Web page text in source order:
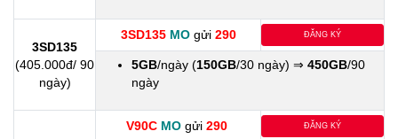
3SD135
(405.000đ/ 90
ngày)
3SD135 MOgửi 290 ĐĂNG KÝ
5GB/ngày (150GB/30 ngày) ⇒ 450GB/90
ngày
V90C MO gửi 290 ĐĂNG KÝ